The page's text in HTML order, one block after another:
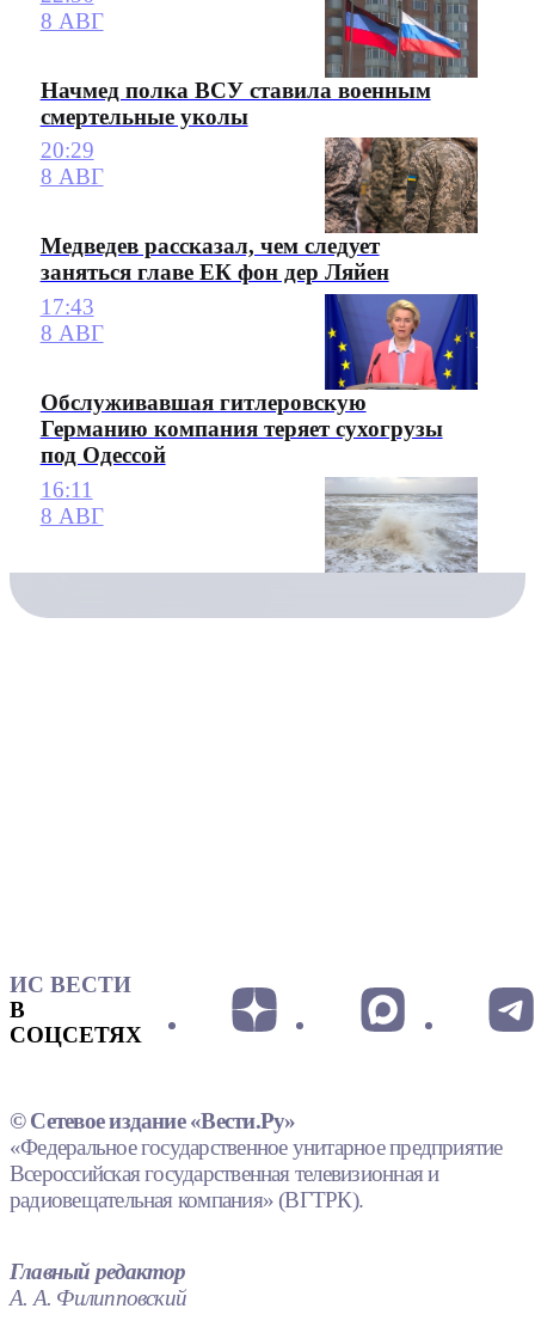
8 АВГ
Начмед полка ВСУ ставила военным
смертельные уколы
20:29
8 АВГ
Медведев рассказал, чем следует
заняться главе ЕК фон дер Ляйен
17:43
8 АВГ
Обслуживавшая гитлеровскую
Германию компания теряет сухогрузы
под Одессой
16:11
8 АВГ
ИС ВЕСТИ
В
СОЦСЕТЯХ
© Сетевое издание «Вести.Ру»
«Федеральное государственное унитарное предприятие
Всероссийская государственная телевизионная и
радиовещательная компания» (ВГТРК).
Главный редактор
А. А. Филипповский